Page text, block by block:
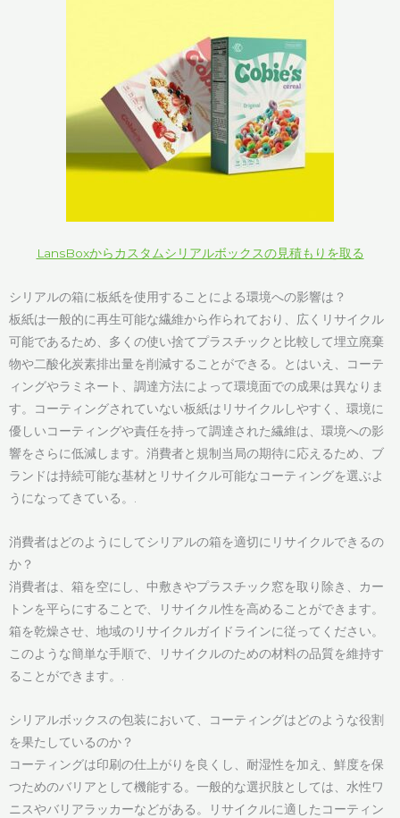
LansBoxからカスタムシリアルボックスの見積もりを取る
シリアルの箱に板紙を使用することによる環境への影響は？
板紙は一般的に再生可能な繊維から作られており、広くリサイクル
可能であるため、多くの使い捨てプラスチックと比較して埋立廃棄
物や二酸化炭素排出量を削減することができる。とはいえ、コーテ
ィングやラミネート、調達方法によって環境面での成果は異なりま
す。コーティングされていない板紙はリサイクルしやすく、環境に
優しいコーティングや責任を持って調達された繊維は、環境への影
響をさらに低減します。消費者と規制当局の期待に応えるため、ブ
ランドは持続可能な基材とリサイクル可能なコーティングを選ぶよ
うになってきている。.
消費者はどのようにしてシリアルの箱を適切にリサイクルできるの
か？
消費者は、箱を空にし、中敷きやプラスチック窓を取り除き、カー
トンを平らにすることで、リサイクル性を高めることができます。
箱を乾燥させ、地域のリサイクルガイドラインに従ってください。
このような簡単な手順で、リサイクルのための材料の品質を維持す
ることができます。.
シリアルボックスの包装において、コーティングはどのような役割
を果たしているのか？
コーティングは印刷の仕上がりを良くし、耐湿性を加え、鮮度を保
つためのバリアとして機能する。一般的な選択肢としては、水性ワ
ニスやバリアラッカーなどがある。リサイクルに適したコーティン